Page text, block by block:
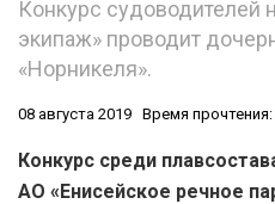
Конкурс судоводителей
экипаж» проводит
«Норникеля».
08 августа 2019 Время прочтения:
Конкурс среди
АО «Енисейское речное